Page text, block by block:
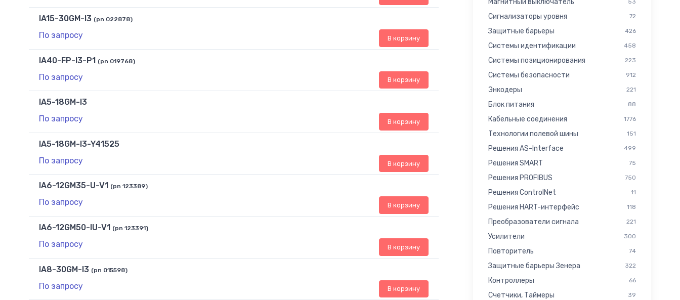
IA15-30GM-I3 (pn 022878)
По запросу В корзину
IA40-FP-I3-P1 (pn 019768)
По запросу В корзину
IA5-18GM-I3
По запросу
В корзину
IA5-18GM-I3-Y41525
По запросу
В корзину
IA6-12GM35-U-V1 (pn 123389)
По запросу В корзину
IA6-12GM50-IU-V1 (pn 123391)
По запросу В корзину
IA8-30GM-I3 (pn 015598)
По запросу В корзину
53
Cигнализаторы уровня 72
Защитные барьеры 426
Системы идентификации 458
Системы позиционирования 223
Системы безопасности 912
Энкодеры 221
Блок питания 88
Кабельные соединения 1776
Технологии полевой шины 151
Решения AS-Interface 499
Решения SMART 75
Решения PROFIBUS 750
Решения ControlNet 11
Решения HART-интерфейс 118
Преобразователи сигнала 221
Усилители 300
Повторитель 74
Защитные барьеры Зенера 322
Контроллеры 66
Счетчики, Таймеры 39